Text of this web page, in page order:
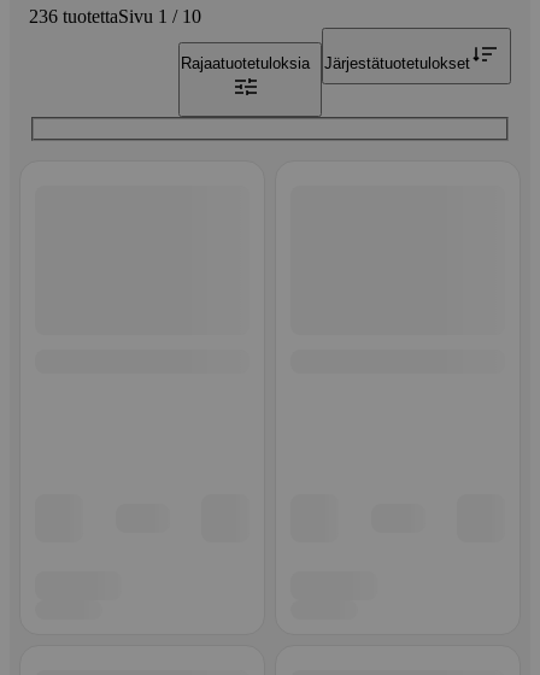
236 tuotettaSivu 1 / 10
Rajaatuotetuloksia Järjestätuotetulokset